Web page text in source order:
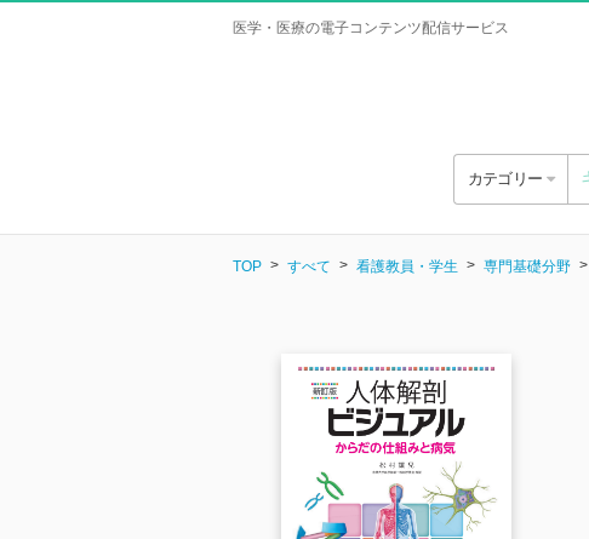
医学・医療の電子コンテンツ配信サービス
カテゴリー
TOP すべて 看護教員・学生 専門基礎分野